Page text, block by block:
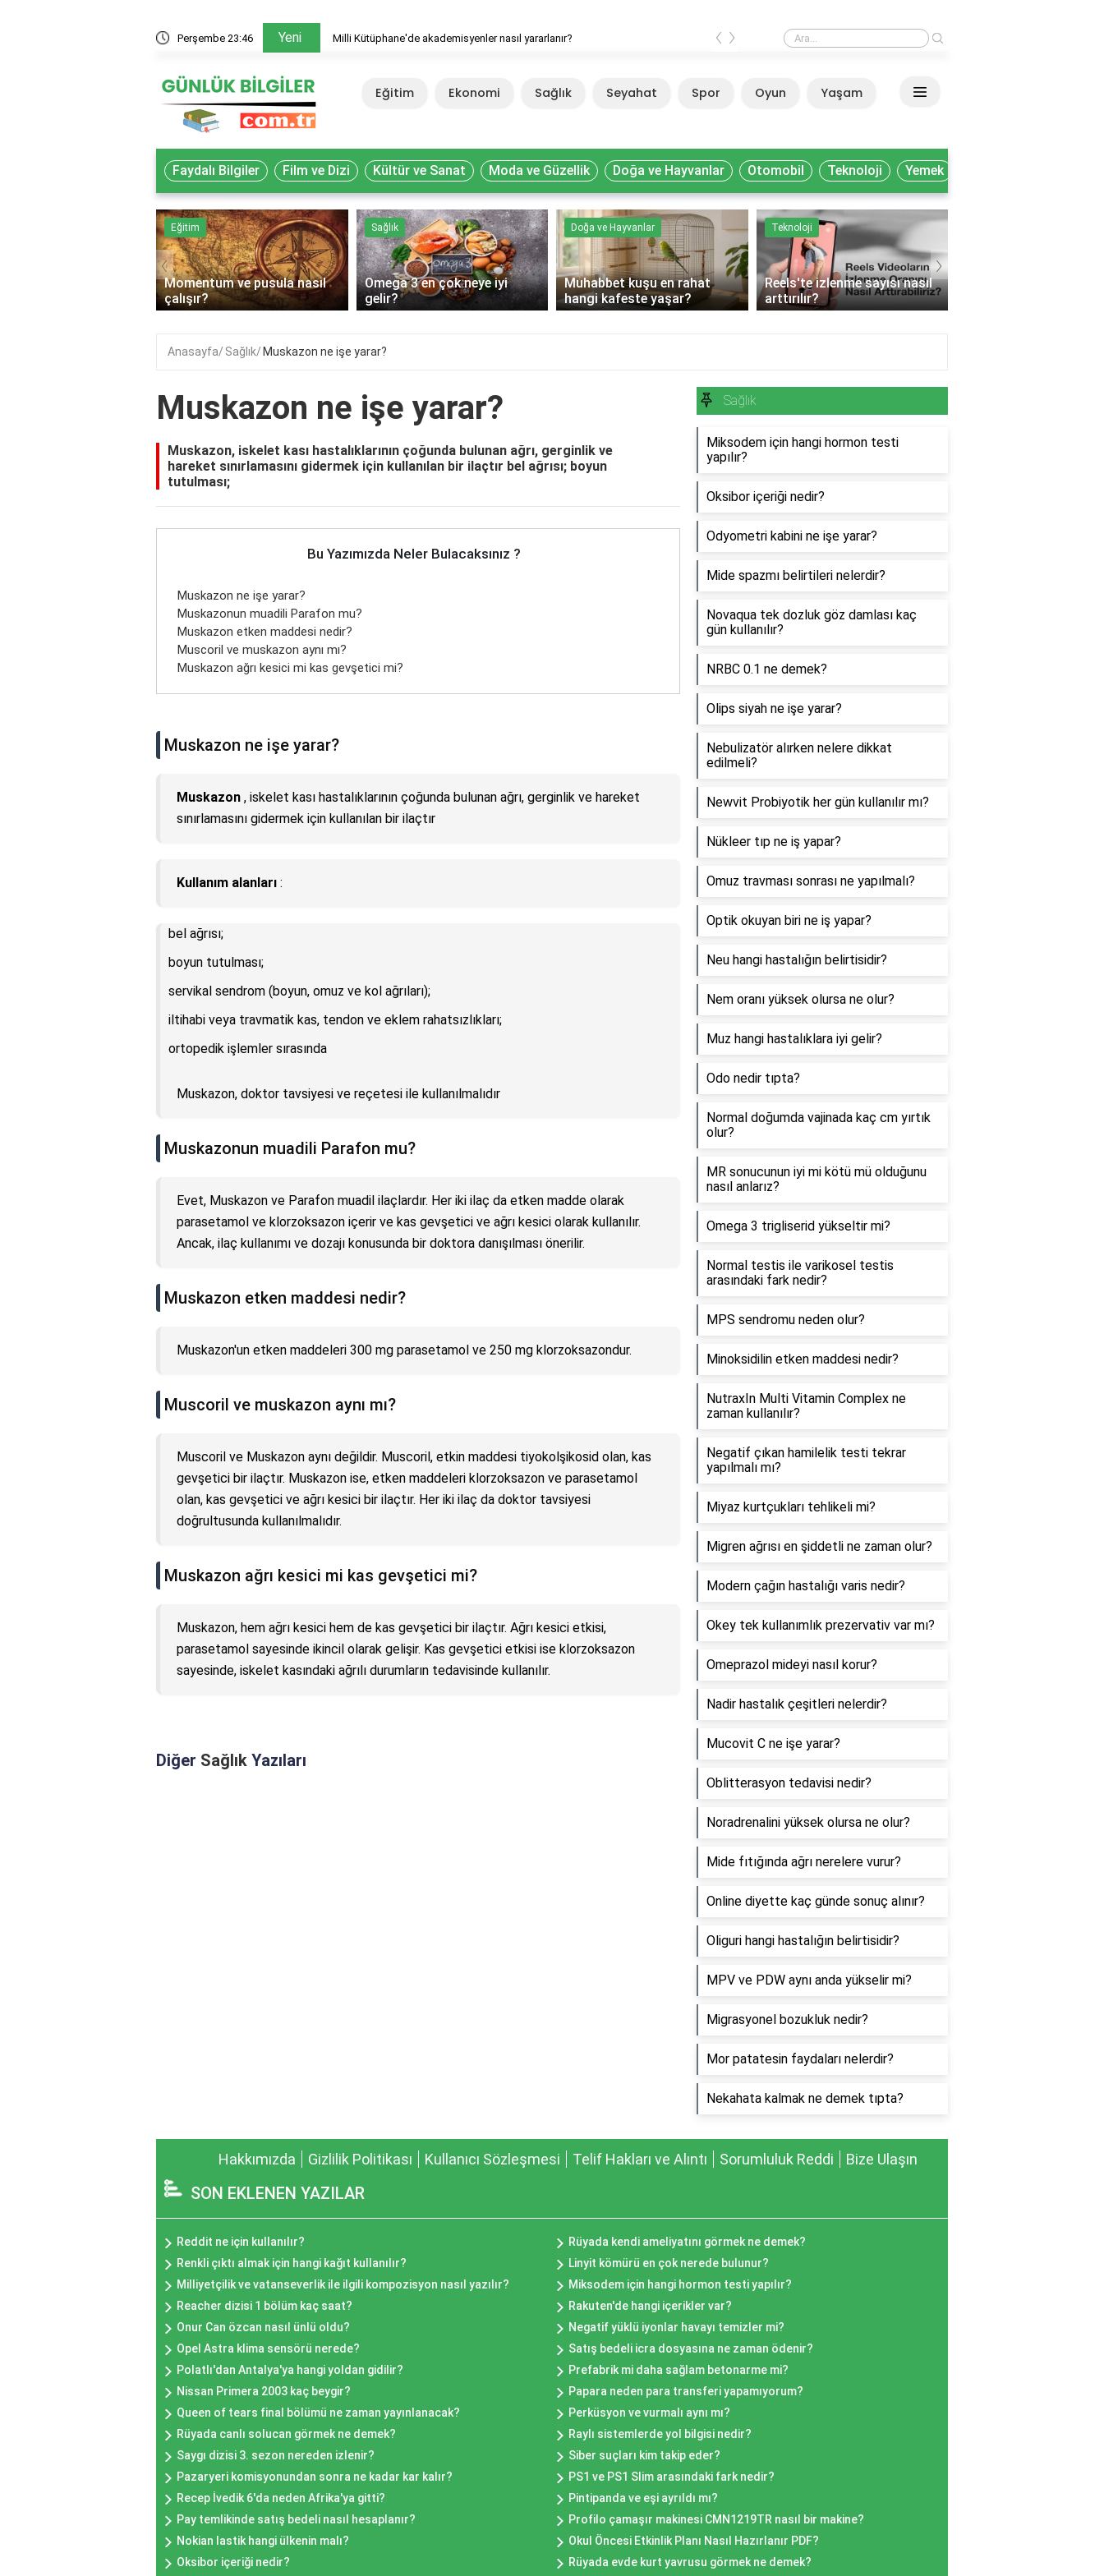
Perşembe 23:46 Yeni Milli Kütüphane'de akademisyenler nasıl yararlanır? Milli Kütüphane'de akademisyenler nasıl yararlanır?
‹ ›
Eğitim Ekonomi Sağlık Seyahat Spor Oyun Yaşam
Faydalı Bilgiler Film ve Dizi Kültür ve Sanat Moda ve Güzellik Doğa ve Hayvanlar Otomobil Teknoloji Yemek
Eğitim
Momentum ve pusula nasıl
çalışır?
Sağlık
Omega 3 en çok neye iyi
gelir?
Doğa ve Hayvanlar
Muhabbet kuşu en rahat
hangi kafeste yaşar?
Teknoloji
Reels'te izlenme sayısı nasıl
arttırılır?
‹ ›
Anasayfa Sağlık Muskazon ne işe yarar?
Muskazon ne işe yarar?
Muskazon, iskelet kası hastalıklarının çoğunda bulunan ağrı, gerginlik ve
hareket sınırlamasını gidermek için kullanılan bir ilaçtır bel ağrısı; boyun
tutulması;
Bu Yazımızda Neler Bulacaksınız ?
Muskazon ne işe yarar?
Muskazonun muadili Parafon mu?
Muskazon etken maddesi nedir?
Muscoril ve muskazon aynı mı?
Muskazon ağrı kesici mi kas gevşetici mi?
Muskazon ne işe yarar?
Muskazon , iskelet kası hastalıklarının çoğunda bulunan ağrı, gerginlik ve hareket
sınırlamasını gidermek için kullanılan bir ilaçtır
Kullanım alanları :
bel ağrısı;
boyun tutulması;
servikal sendrom (boyun, omuz ve kol ağrıları);
iltihabi veya travmatik kas, tendon ve eklem rahatsızlıkları;
ortopedik işlemler sırasında
Muskazon, doktor tavsiyesi ve reçetesi ile kullanılmalıdır
Muskazonun muadili Parafon mu?
Evet, Muskazon ve Parafon muadil ilaçlardır. Her iki ilaç da etken madde olarak
parasetamol ve klorzoksazon içerir ve kas gevşetici ve ağrı kesici olarak kullanılır.
Ancak, ilaç kullanımı ve dozajı konusunda bir doktora danışılması önerilir.
Muskazon etken maddesi nedir?
Muskazon'un etken maddeleri 300 mg parasetamol ve 250 mg klorzoksazondur.
Muscoril ve muskazon aynı mı?
Muscoril ve Muskazon aynı değildir. Muscoril, etkin maddesi tiyokolşikosid olan, kas
gevşetici bir ilaçtır. Muskazon ise, etken maddeleri klorzoksazon ve parasetamol
olan, kas gevşetici ve ağrı kesici bir ilaçtır. Her iki ilaç da doktor tavsiyesi
doğrultusunda kullanılmalıdır.
Muskazon ağrı kesici mi kas gevşetici mi?
Muskazon, hem ağrı kesici hem de kas gevşetici bir ilaçtır. Ağrı kesici etkisi,
parasetamol sayesinde ikincil olarak gelişir. Kas gevşetici etkisi ise klorzoksazon
sayesinde, iskelet kasındaki ağrılı durumların tedavisinde kullanılır.
Diğer Sağlık Yazıları
Sağlık
Miksodem için hangi hormon testi
yapılır?
Oksibor içeriği nedir?
Odyometri kabini ne işe yarar?
Mide spazmı belirtileri nelerdir?
Novaqua tek dozluk göz damlası kaç
gün kullanılır?
NRBC 0.1 ne demek?
Olips siyah ne işe yarar?
Nebulizatör alırken nelere dikkat
edilmeli?
Newvit Probiyotik her gün kullanılır mı?
Nükleer tıp ne iş yapar?
Omuz travması sonrası ne yapılmalı?
Optik okuyan biri ne iş yapar?
Neu hangi hastalığın belirtisidir?
Nem oranı yüksek olursa ne olur?
Muz hangi hastalıklara iyi gelir?
Odo nedir tıpta?
Normal doğumda vajinada kaç cm yırtık
olur?
MR sonucunun iyi mi kötü mü olduğunu
nasıl anlarız?
Omega 3 trigliserid yükseltir mi?
Normal testis ile varikosel testis
arasındaki fark nedir?
MPS sendromu neden olur?
Minoksidilin etken maddesi nedir?
NutraxIn Multi Vitamin Complex ne
zaman kullanılır?
Negatif çıkan hamilelik testi tekrar
yapılmalı mı?
Miyaz kurtçukları tehlikeli mi?
Migren ağrısı en şiddetli ne zaman olur?
Modern çağın hastalığı varis nedir?
Okey tek kullanımlık prezervativ var mı?
Omeprazol mideyi nasıl korur?
Nadir hastalık çeşitleri nelerdir?
Mucovit C ne işe yarar?
Oblitterasyon tedavisi nedir?
Noradrenalini yüksek olursa ne olur?
Mide fıtığında ağrı nerelere vurur?
Online diyette kaç günde sonuç alınır?
Oliguri hangi hastalığın belirtisidir?
MPV ve PDW aynı anda yükselir mi?
Migrasyonel bozukluk nedir?
Mor patatesin faydaları nelerdir?
Nekahata kalmak ne demek tıpta?
Hakkımızda Gizlilik Politikası Kullanıcı Sözleşmesi Telif Hakları ve Alıntı Sorumluluk Reddi Bize Ulaşın
SON EKLENEN YAZILAR
Reddit ne için kullanılır?
Rüyada kendi ameliyatını görmek ne demek?
Renkli çıktı almak için hangi kağıt kullanılır?
Linyit kömürü en çok nerede bulunur?
Milliyetçilik ve vatanseverlik ile ilgili kompozisyon nasıl yazılır?
Miksodem için hangi hormon testi yapılır?
Reacher dizisi 1 bölüm kaç saat?
Rakuten'de hangi içerikler var?
Onur Can özcan nasıl ünlü oldu?
Negatif yüklü iyonlar havayı temizler mi?
Opel Astra klima sensörü nerede?
Satış bedeli icra dosyasına ne zaman ödenir?
Polatlı'dan Antalya'ya hangi yoldan gidilir?
Prefabrik mi daha sağlam betonarme mi?
Nissan Primera 2003 kaç beygir?
Papara neden para transferi yapamıyorum?
Queen of tears final bölümü ne zaman yayınlanacak?
Perküsyon ve vurmalı aynı mı?
Rüyada canlı solucan görmek ne demek?
Raylı sistemlerde yol bilgisi nedir?
Saygı dizisi 3. sezon nereden izlenir?
Siber suçları kim takip eder?
Pazaryeri komisyonundan sonra ne kadar kar kalır?
PS1 ve PS1 Slim arasındaki fark nedir?
Recep İvedik 6'da neden Afrika'ya gitti?
Pintipanda ve eşi ayrıldı mı?
Pay temlikinde satış bedeli nasıl hesaplanır?
Profilo çamaşır makinesi CMN1219TR nasıl bir makine?
Nokian lastik hangi ülkenin malı?
Okul Öncesi Etkinlik Planı Nasıl Hazırlanır PDF?
Oksibor içeriği nedir?
Rüyada evde kurt yavrusu görmek ne demek?